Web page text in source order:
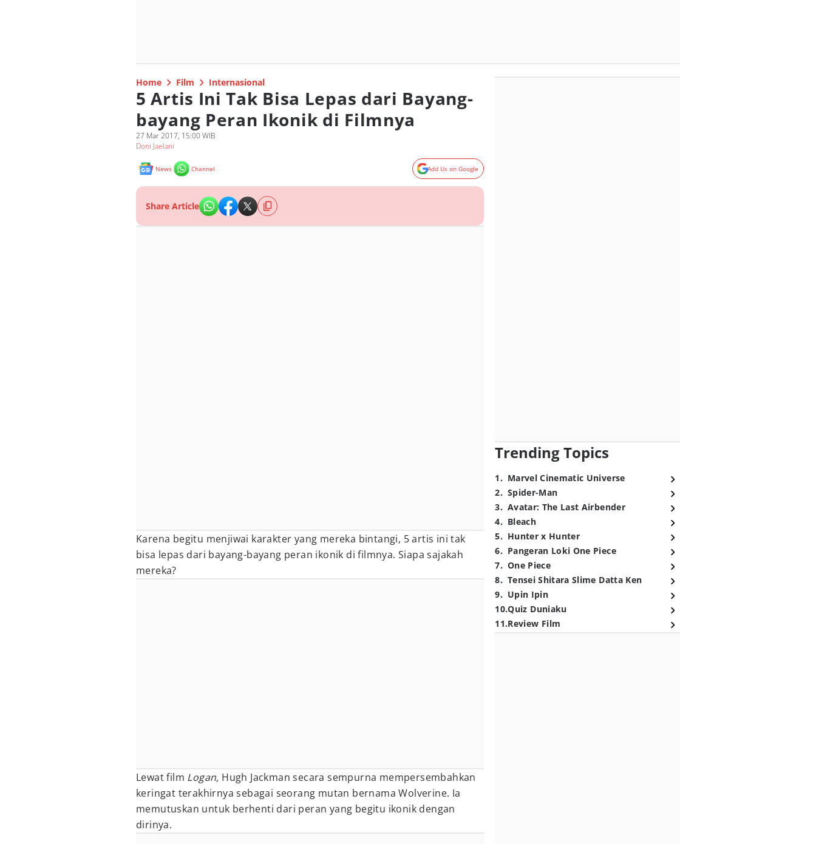
Home Film Internasional
5 Artis Ini Tak Bisa Lepas dari Bayang-
bayang Peran Ikonik di Filmnya
27 Mar 2017, 15:00 WIB
Doni Jaelani
News Channel Add Us on Google
Share Article
Karena begitu menjiwai karakter yang mereka bintangi, 5 artis ini tak
bisa lepas dari bayang-bayang peran ikonik di filmnya. Siapa sajakah
mereka?
Lewat film Logan, Hugh Jackman secara sempurna mempersembahkan
keringat terakhirnya sebagai seorang mutan bernama Wolverine. Ia
memutuskan untuk berhenti dari peran yang begitu ikonik dengan
dirinya.
Trending Topics
1. Marvel Cinematic Universe
2. Spider-Man
3. Avatar: The Last Airbender
4. Bleach
5. Hunter x Hunter
6. Pangeran Loki One Piece
7. One Piece
8. Tensei Shitara Slime Datta Ken
9. Upin Ipin
10.Quiz Duniaku
11.Review Film